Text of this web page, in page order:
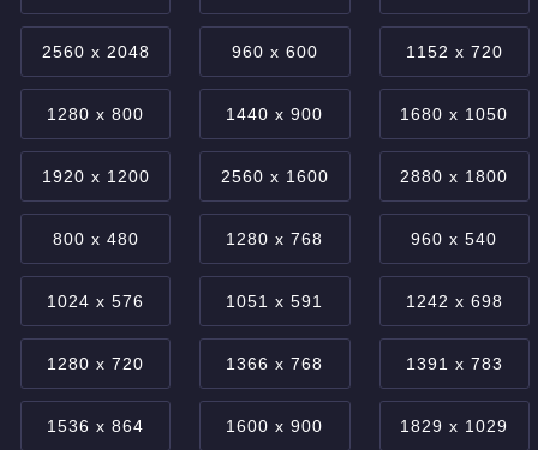
2560 x 2048 960 x 600 1152 x 720
1280 x 800 1440 x 900 1680 x 1050
1920 x 1200 2560 x 1600 2880 x 1800
800 x 480 1280 x 768 960 x 540
1024 x 576 1051 x 591 1242 x 698
1280 x 720 1366 x 768 1391 x 783
1536 x 864 1600 x 900 1829 x 1029